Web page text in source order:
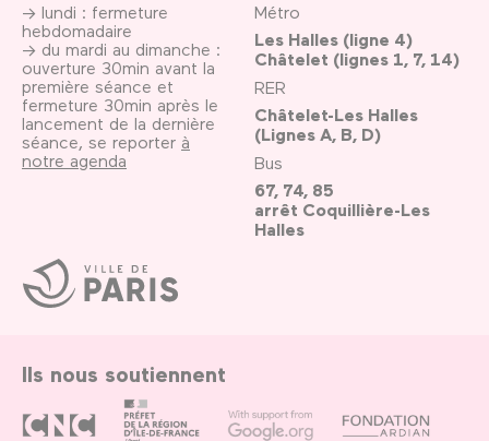
Ville
de
Paris
→ lundi : fermeture
hebdomadaire
→ du mardi au dimanche :
ouverture 30min avant la
première séance et
fermeture 30min après le
lancement de la dernière
séance, se reporter à
notre agenda
Métro
Les Halles (ligne 4)
Châtelet (lignes 1, 7, 14)
RER
Châtelet-Les Halles
(Lignes A, B, D)
Bus
67, 74, 85
arrêt Coquillière-Les
Halles
Ils nous soutiennent